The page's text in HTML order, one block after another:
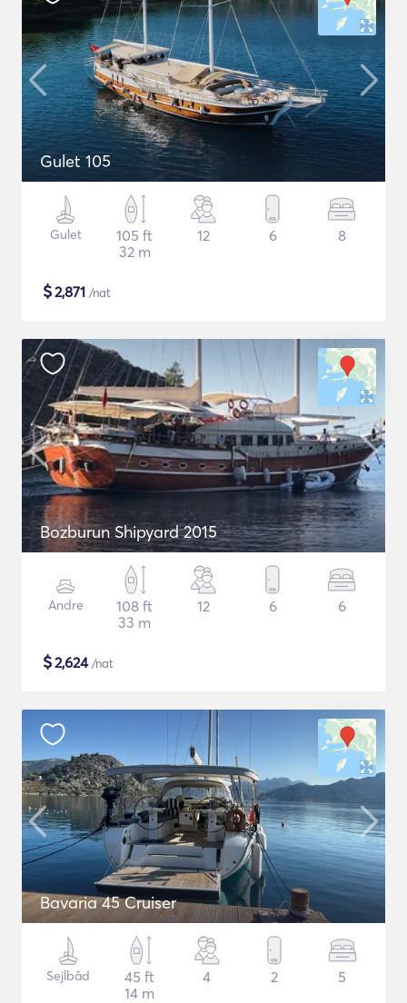
Gulet 105
Gulet
105 ft
32 m
12 6 8
$2,871 /nat
Bozburun Shipyard 2015
Andre
108 ft
33 m
12 6 6
$2,624/nat
Bavaria 45 Cruiser
Sejlbåd
45 ft
14 m
4 2 5